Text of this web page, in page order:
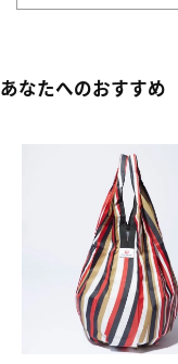
あなたへのおすすめ